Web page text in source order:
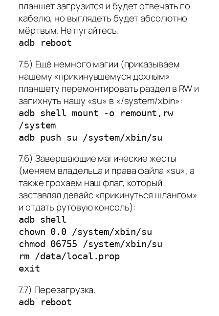
планшет загрузится и будет отвечать по
кабелю, но выглядеть будет абсолютно
мёртвым. Не пугайтесь.
adb reboot
7.5) Ещё немного магии (приказываем
нашему «прикинувшемуся дохлым»
планшету перемонтировать раздел в RW и
запихнуть нашу «su» в «/system/xbin»:
adb shell mount -o remount,rw
/system
adb push su /system/xbin/su
7.6) Завершающие магические жесты
(меняем владельца и права файла «su», а
также грохаем наш флаг, который
заставлял девайс «прикинуться шлангом»
и отдать рутовую консоль):
adb shell
chown 0.0 /system/xbin/su
chmod 06755 /system/xbin/su
rm /data/local.prop
exit
7.7) Перезагрузка.
adb reboot